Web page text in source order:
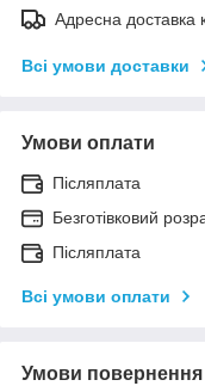
Адресна доставка
Всі умови доставки
Умови оплати
Післяплата
Безготівковий
Післяплата
Всі умови оплати
Умови повернення